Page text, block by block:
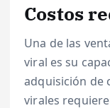
Costos
Una de las
viral es su
adquisición de
virales